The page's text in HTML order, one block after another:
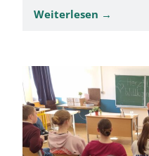
Weiterlesen →